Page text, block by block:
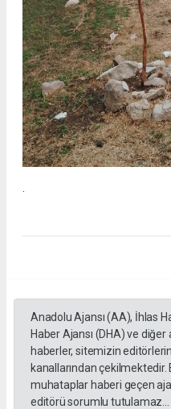
Anadolu Ajansı (AA), İhlas
Haber Ajansı (DHA) ve
haberler, sitemizin
kanallarından
muhataplar haberi geçen
editörü sorumlu tutulamaz...